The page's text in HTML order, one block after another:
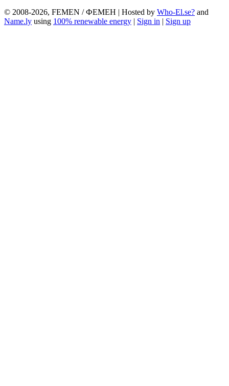
© 2008-2026, FEMEN / ФЕМЕН | Hosted by Who-El.se? and
Name.ly using 100% renewable energy | Sign in | Sign up